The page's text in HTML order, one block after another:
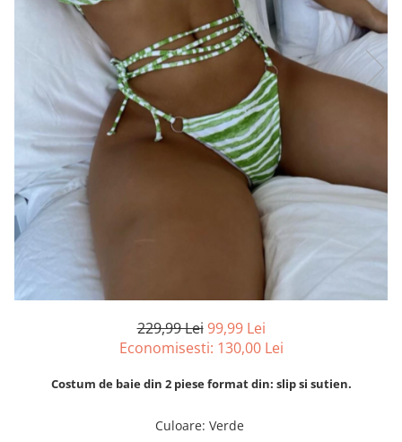
229,99 Lei 99,99 Lei
Economisesti: 130,00 Lei
Costum de baie din 2 piese format din: slip si sutien.
Culoare: Verde